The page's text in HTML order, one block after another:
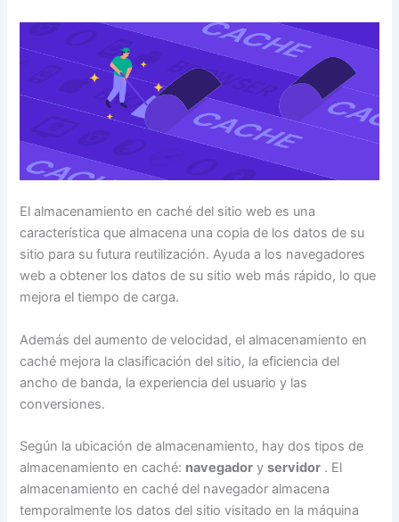
El almacenamiento en caché del sitio web es una
característica que almacena una copia de los datos de su
sitio para su futura reutilización. Ayuda a los navegadores
web a obtener los datos de su sitio web más rápido, lo que
mejora el tiempo de carga.
Además del aumento de velocidad, el almacenamiento en
caché mejora la clasificación del sitio, la eficiencia del
ancho de banda, la experiencia del usuario y las
conversiones.
Según la ubicación de almacenamiento, hay dos tipos de
almacenamiento en caché: navegador yservidor . El
almacenamiento en caché del navegador almacena
temporalmente los datos del sitio visitado en la máquina